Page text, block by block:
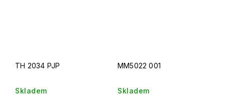
TH 2034 PJP
Skladem
MM5022 001
Skladem